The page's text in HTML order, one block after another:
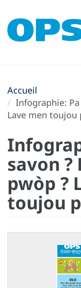
Accueil
Infographie:
Lave men toujou
savon ?
pwòp ?
toujou